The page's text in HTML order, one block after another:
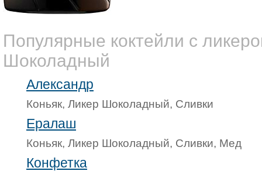
Популярные коктейли с
Шоколадный
Александр
Коньяк, Ликер Шоколадный, Сливки
Ералаш
Коньяк, Ликер Шоколадный, Сливки, Мед
Конфетка